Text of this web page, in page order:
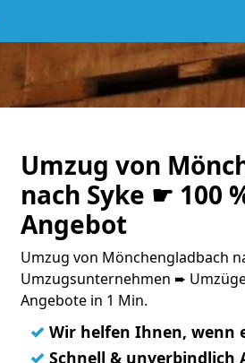
Umzug von
nach Syke ☛ 100
Angebot
Umzug von Mönchengladbach
Umzugsunternehmen ➨
Angebote in 1 Min.
✓ Wir helfen Ihnen, wenn
✓ Schnell & unverbindlich